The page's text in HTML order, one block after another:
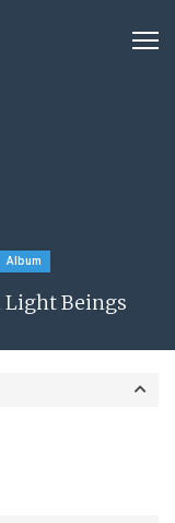
Album
Beings